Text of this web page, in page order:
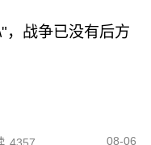
，战争已没有后方
08-06